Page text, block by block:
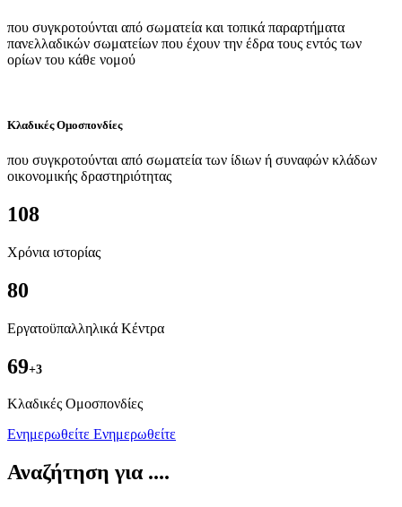
που συγκροτούνται από σωματεία και τοπικά παραρτήματα
πανελλαδικών σωματείων που έχουν την έδρα τους εντός των
ορίων του κάθε νομού
Κλαδικές Ομοσπονδίες
που συγκροτούνται από σωματεία των ίδιων ή συναφών κλάδων
οικονομικής δραστηριότητας
108
Χρόνια ιστορίας
80
Εργατοϋπαλληλικά Κέντρα
69+3
Kλαδικές Ομοσπονδίες
Ενημερωθείτε Ενημερωθείτε
Αναζήτηση για ....